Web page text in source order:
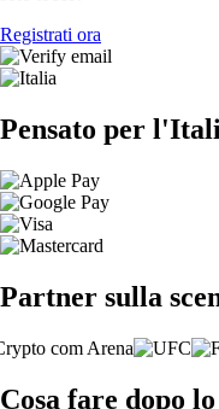
Registrati ora
Pensato per
Partner sulla
Cosa fare dopo